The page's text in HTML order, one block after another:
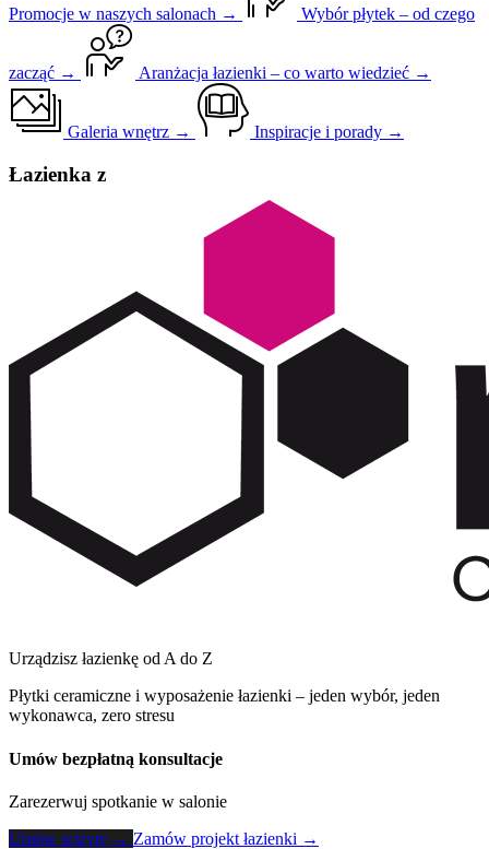
Promocje w naszych salonach → Wybór płytek – od czego
zacząć → Aranżacja łazienki – co warto wiedzieć →
Galeria wnętrz → Inspiracje i porady →
Łazienka z
Urządzisz łazienkę od A do Z
Płytki ceramiczne i wyposażenie łazienki – jeden wybór, jeden
wykonawca, zero stresu
Umów bezpłatną konsultacje
Zarezerwuj spotkanie w salonie
Umów wizytę → Zamów projekt łazienki →